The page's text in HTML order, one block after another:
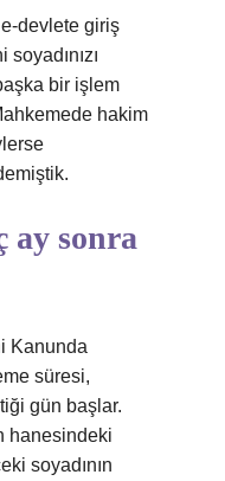
devlete giriş
bir işlem
hakim
ay sonra
Kanunda
süresi,
gün başlar.
hanesindeki
soyadının